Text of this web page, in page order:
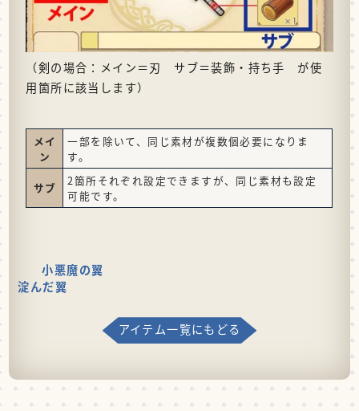
（剣の場合：メイン＝刃 サブ＝装飾・持ち手 が使
用箇所に該当します）
メイ
ン
一部を除いて、同じ素材が複数個必要になりま
す。
サブ
2箇所それぞれ設定できますが、同じ素材も設定
可能です。
小悪魔の翼
淀んだ翼
アイテム一覧にもどる